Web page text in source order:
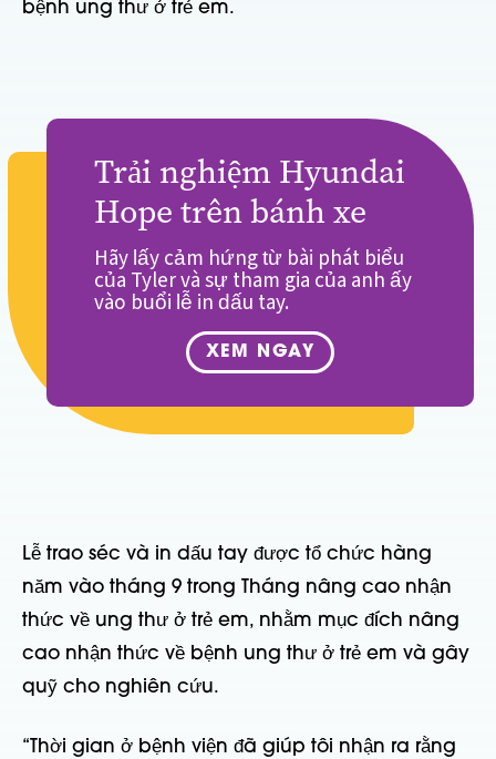
bệnh ung thư ở trẻ em.
Trải nghiệm Hyundai
Hope trên bánh xe
Hãy lấy cảm hứng từ bài phát biểu
của Tyler và sự tham gia của anh ấy
vào buổi lễ in dấu tay.
XEM NGAY
Lễ trao séc và in dấu tay được tổ chức hàng
năm vào tháng 9 trong Tháng nâng cao nhận
thức về ung thư ở trẻ em, nhằm mục đích nâng
cao nhận thức về bệnh ung thư ở trẻ em và gây
quỹ cho nghiên cứu.
“Thời gian ở bệnh viện đã giúp tôi nhận ra rằng